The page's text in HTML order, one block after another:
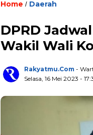
Home / Daerah
DPRD
Wakil Wali
Rakyatmu.com -
Selasa, 16 Mei 2023 -